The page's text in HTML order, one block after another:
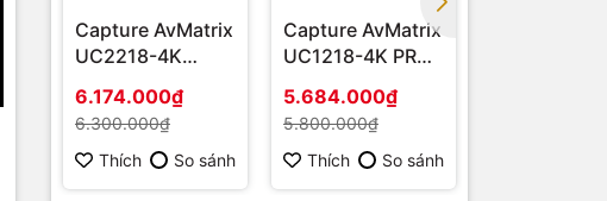
Capture AvMatrix
UC2218-4K
6.174.000₫
6.300.000₫
Thích
So sánh
Capture AvMatrix
UC1218-4K PRO -
5.684.000₫
5.800.000₫
Thích
So sánh